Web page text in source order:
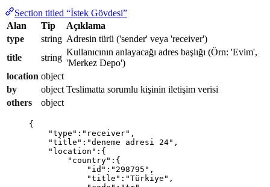
Section titled “İstek Gövdesi”
Alan
Tip
Açıklama
type
string Adresin türü ('sender' veya 'receiver')
title
string
Kullanıcının anlayacağı adres başlığı (Örn: 'Evim',
'Merkez Depo')
location object
by
object Teslimatta sorumlu kişinin iletişim verisi
others
object
{
"type " : " receiver" ,
"title " : "deneme adresi 24" ,
" location " : {
" country" : {
" id " : " 298795 " ,
"title " : "Türkiye " ,